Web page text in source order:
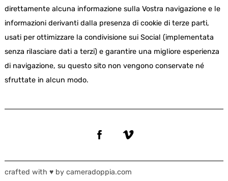
direttamente alcuna informazione sulla Vostra navigazione e le
informazioni derivanti dalla presenza di cookie di terze parti,
usati per ottimizzare la condivisione sui Social (implementata
senza rilasciare dati a terzi) e garantire una migliore esperienza
di navigazione, su questo sito non vengono conservate né
sfruttate in alcun modo.
crafted with ♥ by cameradoppia.com